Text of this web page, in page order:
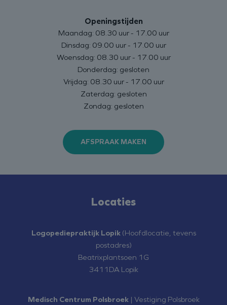
Openingstijden
Maandag: 08.30 uur - 17.00 uur
Dinsdag: 09.00 uur - 17.00 uur
Woensdag: 08.30 uur - 17.00 uur
Donderdag: gesloten
Vrijdag: 08.30 uur - 17.00 uur
Zaterdag: gesloten
Zondag: gesloten
AFSPRAAK MAKEN
Locaties
Logopediepraktijk Lopik (Hoofdlocatie, tevens
postadres)
Beatrixplantsoen 1G
3411DA Lopik
Medisch Centrum Polsbroek | Vestiging Polsbroek